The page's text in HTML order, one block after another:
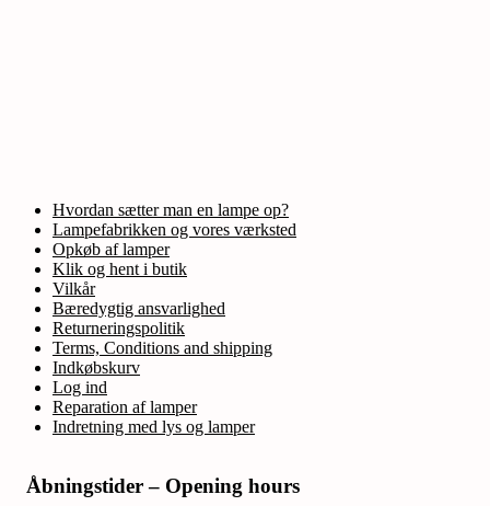
Hvordan sætter man en lampe op?
Lampefabrikken og vores værksted
Opkøb af lamper
Klik og hent i butik
Vilkår
Bæredygtig ansvarlighed
Returneringspolitik
Terms, Conditions and shipping
Indkøbskurv
Log ind
Reparation af lamper
Indretning med lys og lamper
Åbningstider – Opening hours